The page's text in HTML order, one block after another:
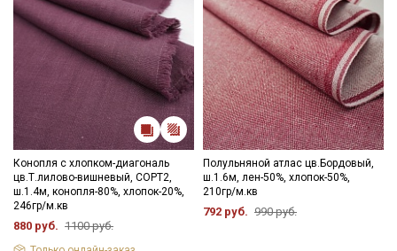
Конопля с хлопком-диагональ
цв.Т.лилово-вишневый, СОРТ2,
ш.1.4м, конопля-80%, хлопок-20%,
246гр/м.кв
880 руб. 1100 руб.
Полульняной атлас цв.Бордовый,
ш.1.6м, лен-50%, хлопок-50%,
210гр/м.кв
792 руб. 990 руб.